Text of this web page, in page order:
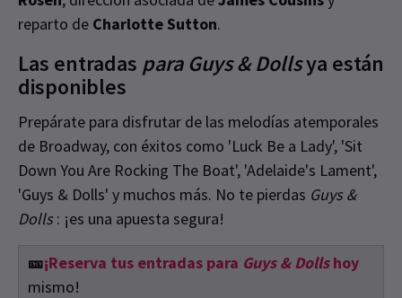
reparto de Charlotte Sutton.
Las entradas para Guys & Dollsya están
disponibles
Prepárate para disfrutar de las melodías atemporales
de Broadway, con éxitos como 'Luck Be a Lady', 'Sit
Down You Are Rocking The Boat', 'Adelaide's Lament',
'Guys & Dolls' y muchos más. No te pierdas Guys &
Dolls: ¡es una apuesta segura!
🎫¡Reserva tus entradas para Guys & Dolls hoy
mismo!